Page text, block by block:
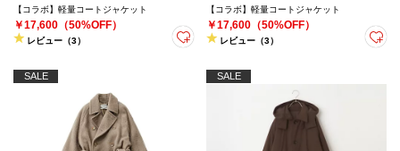
【コラボ】軽量コートジャケット
￥17,600（50%OFF）
レビュー（3）
【コラボ】軽量コートジャケット
￥17,600（50%OFF）
レビュー（3）
SALE SALE